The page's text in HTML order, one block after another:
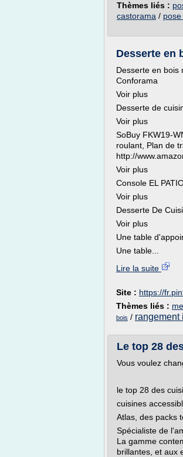
Thèmes liés :
castorama /
Desserte en
Desserte en bois
Conforama
Voir plus
Desserte de
Voir plus
SoBuy FKW19-
roulant, Plan de
http://
Voir plus
Console EL
Voir plus
Desserte De
Voir plus
Une table
Une table...
Lire la suite
Site : https://
Thèmes liés :
bois / rangement
Le top 28
Vous voulez
le top 28 des
cuisines
Atlas, des packs
Spécialiste de
La gamme
brillantes, et aux